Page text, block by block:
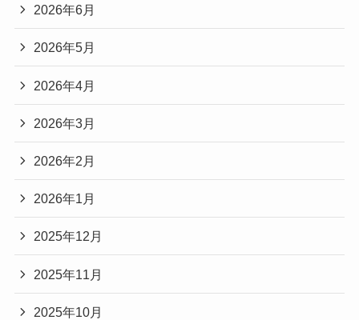
2026年6月
2026年5月
2026年4月
2026年3月
2026年2月
2026年1月
2025年12月
2025年11月
2025年10月